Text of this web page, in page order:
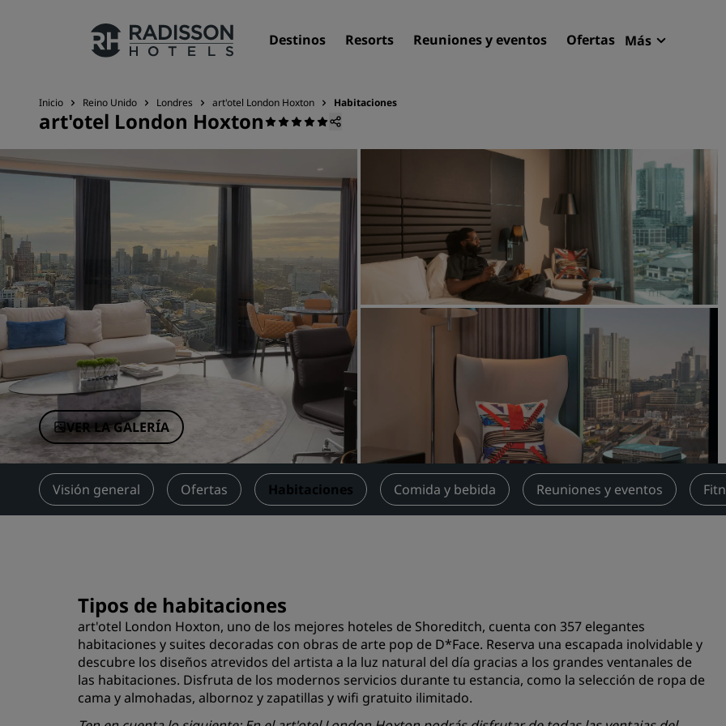
Destinos Resorts Reuniones y eventos Ofertas Más
Nuestras marcas
Marcas de Radisson Hotels
Marcas afiliadas en China
Apartahoteles
Hoteles en el aeropuerto
Hoteles nuevos y de
apertura
Descubre Radisson
Reserva un espacio de
Solicita un presupuesto
Destinos para eventos
Soluciones sectoriales
Buscar vuelos
Servicios digitales
Aplicación de Radisson
Inicio Reino Unido Londres art'otel London Hoxton Habitaciones
art'otel London Hoxton
VER LA GALERÍA
Visión general Ofertas Habitaciones Comida y bebida Reuniones y eventos
Tipos de habitaciones
art'otel London Hoxton, uno de los mejores hoteles de Shoreditch, cuenta con 357 elegantes
habitaciones y suites decoradas con obras de arte pop de D*Face. Reserva una escapada inolvidable y
descubre los diseños atrevidos del artista a la luz natural del día gracias a los grandes ventanales de
las habitaciones. Disfruta de los modernos servicios durante tu estancia, como la selección de ropa de
cama y almohadas, albornoz y zapatillas y wifi gratuito ilimitado.